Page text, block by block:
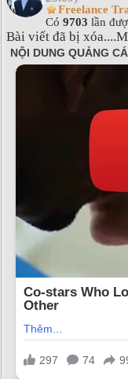
Freelance
Có 9703 lần
Bài viết đã bị